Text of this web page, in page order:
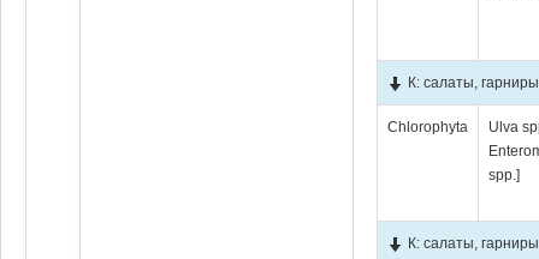
К: салаты,
Chlorophyta
Ulva
spp.]
К: салаты,